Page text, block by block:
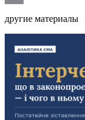
другие материалы